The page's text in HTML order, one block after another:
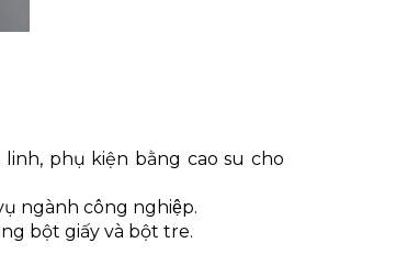
linh, phụ kiện bằng cao su cho
ngành công nghiệp.
bột giấy và bột tre.